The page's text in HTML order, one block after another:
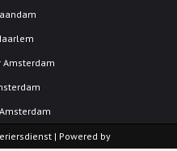
Amsterdam
| Powered by